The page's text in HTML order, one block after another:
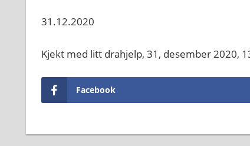
31.12.2020
Kjekt med litt drahjelp, 31, desember 2020,
Facebook